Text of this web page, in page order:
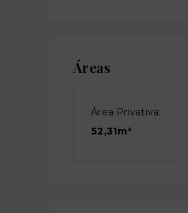
Áreas
Área Privativa:
52,31m²